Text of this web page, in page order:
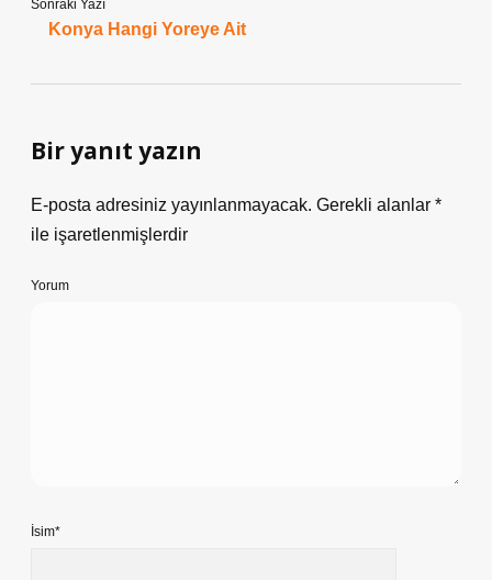
Sonraki Yazı
Konya Hangi Yoreye Ait
Bir yanıt yazın
E-posta adresiniz yayınlanmayacak. Gerekli alanlar *
ile işaretlenmişlerdir
Yorum
İsim*